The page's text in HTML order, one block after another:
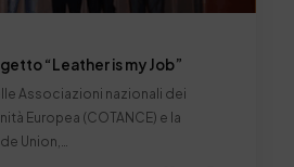
“Leather is my Job”
Associazioni nazionali dei
Europea (COTANCE) e la
Union,…